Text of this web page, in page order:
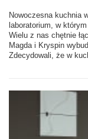
Nowoczesna kuchnia
laboratorium, w
Wielu z nas chętnie
Magda i Kryspin
Zdecydowali, że w